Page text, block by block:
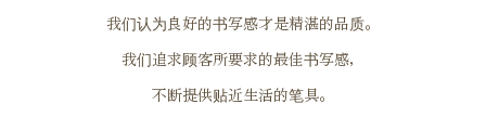
我们认为良好的书写感才是精湛的品质。
我们追求顾客所要求的最佳书写感，
不断提供贴近生活的笔具。